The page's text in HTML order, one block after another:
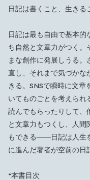
日記は書くこと、生き
日記は最も自由で基本的
ち自然と文章力がつく。
まな創作に発展しうる
直し、それまで気づかな
きる。SNSで瞬時に文
いてものごとを考えられ
読んでもらったりして、
と文章力もつくし、人間
もできる――日記は人生
に進んだ著者が空前の日
*本書目次